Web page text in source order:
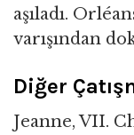
aşıladı.
varışından
Diğer
Jeanne, VII.